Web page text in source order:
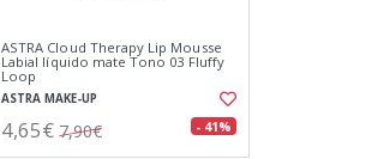
ASTRA Cloud Therapy Lip Mousse
Labial líquido mate Tono 03 Fluffy
Loop
ASTRA MAKE-UP
4,65€ 7,90€ - 41%